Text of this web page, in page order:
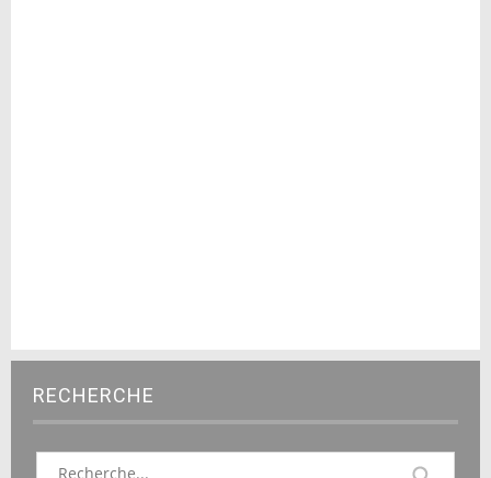
RECHERCHE